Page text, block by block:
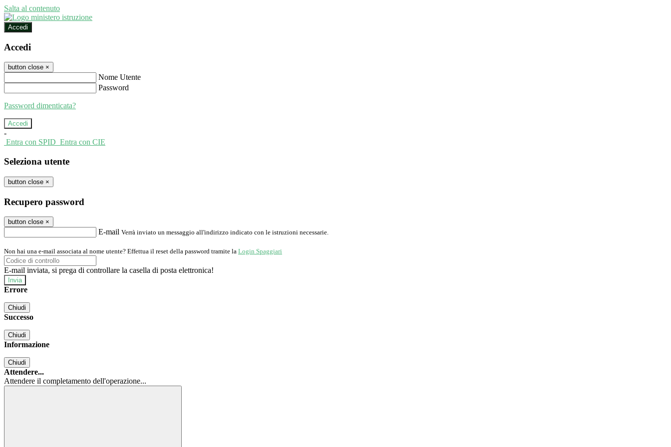
Salta al contenuto
Accedi
Accedi
button close ×
Nome Utente
Password
Password dimenticata?
-
Entra con SPID Entra con CIE
Seleziona utente
button close ×
Recupero password
button close ×
E-mail Verrà inviato un messaggio all'indirizzo indicato con le istruzioni necessarie.
Non hai una e-mail associata al nome utente? Effettua il reset della password tramite la Login Spaggiari
E-mail inviata, si prega di controllare la casella di posta elettronica!
Errore
Chiudi
Successo
Chiudi
Informazione
Chiudi
Attendere...
Attendere il completamento dell'operazione...